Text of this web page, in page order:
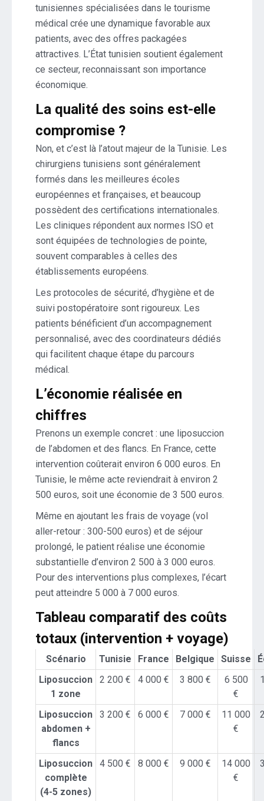
tunisiennes spécialisées dans le tourisme
médical crée une dynamique favorable aux
patients, avec des offres packagées
attractives. L’État tunisien soutient également
ce secteur, reconnaissant son importance
économique.
La qualité des soins est-elle
compromise ?
Non, et c’est là l’atout majeur de la Tunisie. Les
chirurgiens tunisiens sont généralement
formés dans les meilleures écoles
européennes et françaises, et beaucoup
possèdent des certifications internationales.
Les cliniques répondent aux normes ISO et
sont équipées de technologies de pointe,
souvent comparables à celles des
établissements européens.
Les protocoles de sécurité, d’hygiène et de
suivi postopératoire sont rigoureux. Les
patients bénéficient d’un accompagnement
personnalisé, avec des coordinateurs dédiés
qui facilitent chaque étape du parcours
médical.
L’économie réalisée en
chiffres
Prenons un exemple concret : une liposuccion
de l’abdomen et des flancs. En France, cette
intervention coûterait environ 6 000 euros. En
Tunisie, le même acte reviendrait à environ 2
500 euros, soit une économie de 3 500 euros.
Même en ajoutant les frais de voyage (vol
aller-retour : 300-500 euros) et de séjour
prolongé, le patient réalise une économie
substantielle d’environ 2 500 à 3 000 euros.
Pour des interventions plus complexes, l’écart
peut atteindre 5 000 à 7 000 euros.
Tableau comparatif des coûts
totaux (intervention + voyage)
Scénario Tunisie France Belgique Suisse
Liposuccion
1 zone
2 200 € 4 000 € 3 800 €
6 500
€
Liposuccion
abdomen +
flancs
3 200 € 6 000 € 7 000 €
11 000
€
Liposuccion
complète
(4-5 zones)
4 500 € 8 000 € 9 000 €
14 000
€